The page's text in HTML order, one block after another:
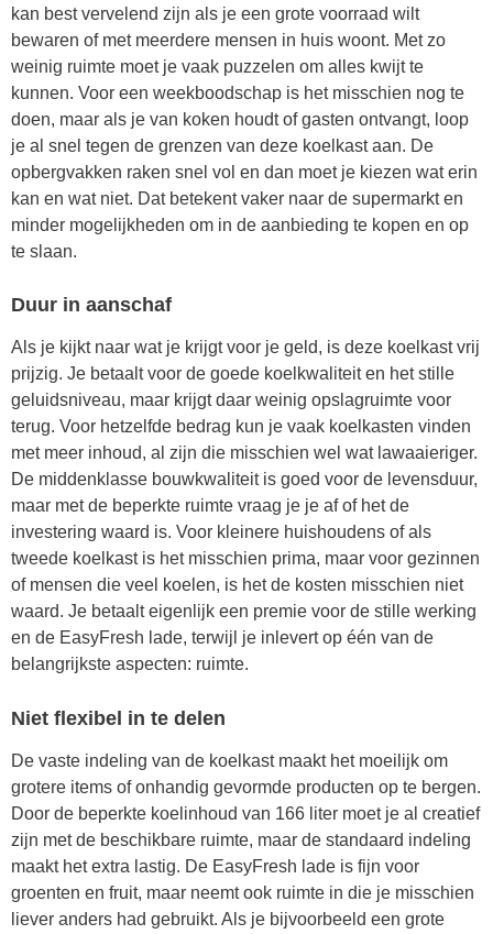
kan best vervelend zijn als je een grote voorraad wilt
bewaren of met meerdere mensen in huis woont. Met zo
weinig ruimte moet je vaak puzzelen om alles kwijt te
kunnen. Voor een weekboodschap is het misschien nog te
doen, maar als je van koken houdt of gasten ontvangt, loop
je al snel tegen de grenzen van deze koelkast aan. De
opbergvakken raken snel vol en dan moet je kiezen wat erin
kan en wat niet. Dat betekent vaker naar de supermarkt en
minder mogelijkheden om in de aanbieding te kopen en op
te slaan.
Duur in aanschaf
Als je kijkt naar wat je krijgt voor je geld, is deze koelkast vrij
prijzig. Je betaalt voor de goede koelkwaliteit en het stille
geluidsniveau, maar krijgt daar weinig opslagruimte voor
terug. Voor hetzelfde bedrag kun je vaak koelkasten vinden
met meer inhoud, al zijn die misschien wel wat lawaaieriger.
De middenklasse bouwkwaliteit is goed voor de levensduur,
maar met de beperkte ruimte vraag je je af of het de
investering waard is. Voor kleinere huishoudens of als
tweede koelkast is het misschien prima, maar voor gezinnen
of mensen die veel koelen, is het de kosten misschien niet
waard. Je betaalt eigenlijk een premie voor de stille werking
en de EasyFresh lade, terwijl je inlevert op één van de
belangrijkste aspecten: ruimte.
Niet flexibel in te delen
De vaste indeling van de koelkast maakt het moeilijk om
grotere items of onhandig gevormde producten op te bergen.
Door de beperkte koelinhoud van 166 liter moet je al creatief
zijn met de beschikbare ruimte, maar de standaard indeling
maakt het extra lastig. De EasyFresh lade is fijn voor
groenten en fruit, maar neemt ook ruimte in die je misschien
liever anders had gebruikt. Als je bijvoorbeeld een grote